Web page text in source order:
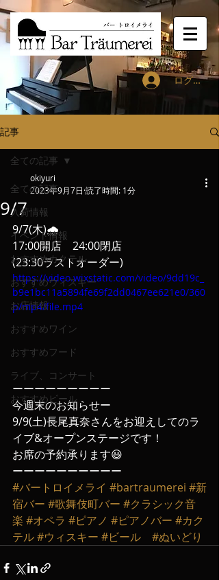
ログイン
記事
全ての記事
入荷情報
イベント情報
おすすめカクテル
おすすめウィスキー
お店情報
おすすめワイン
おすすめフード
ライブ、コンサート
おすすめビール
全ての記事
9/7
okiyuri
2023年9月7日 読了時間: 1分
9/7(木)🌧️
17:00開店　24:00閉店
(23:30ラストオーダー)
https://video.wixstatic.com/video/9dd19c_
b9e1bc11a5894fe69f2dd0467ee621e0/360
p/mp4/file.mp4
ーーーーーーーーー
今週末のお知らせー
9/9(土)長尾真奈さんをお迎えしてのラ
イブ&オープンステージです！
お席の予約承ります😃
ーーーーーーーーーー
#バートロイメライ #bartraumerei #新
宿バー #歌舞伎町バー #クラシック音
楽 #オペラ #ピアノ #ピアノバー #カク
テル#ウィスキー #ビール #ぬいどり